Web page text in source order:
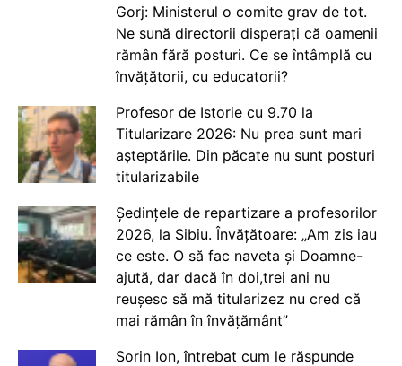
Gorj: Ministerul o comite grav de tot.
Ne sună directorii disperați că oamenii
rămân fără posturi. Ce se întâmplă cu
învățătorii, cu educatorii?
Profesor de Istorie cu 9.70 la
Titularizare 2026: Nu prea sunt mari
așteptările. Din păcate nu sunt posturi
titularizabile
Ședințele de repartizare a profesorilor
2026, la Sibiu. Învățătoare: „Am zis iau
ce este. O să fac naveta și Doamne-
ajută, dar dacă în doi,trei ani nu
reușesc să mă titularizez nu cred că
mai rămân în învățământ”
Sorin Ion, întrebat cum le răspunde